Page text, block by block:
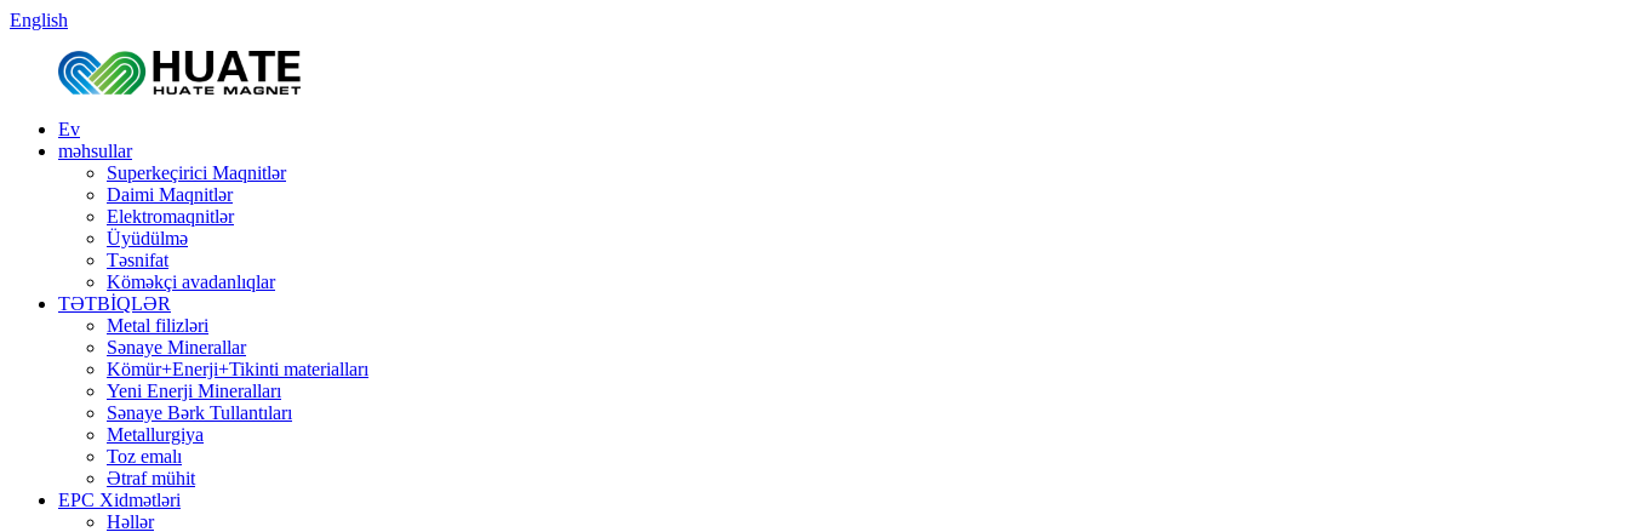
English
Ev
məhsullar
Superkeçirici Maqnitlər
Daimi Maqnitlər
Elektromaqnitlər
Üyüdülmə
Təsnifat
Köməkçi avadanlıqlar
TƏTBİQLƏR
Metal filizləri
Sənaye Minerallar
Kömür+Enerji+Tikinti materialları
Yeni Enerji Mineralları
Sənaye Bərk Tullantıları
Metallurgiya
Toz emalı
Ətraf mühit
EPC Xidmətləri
Həllər